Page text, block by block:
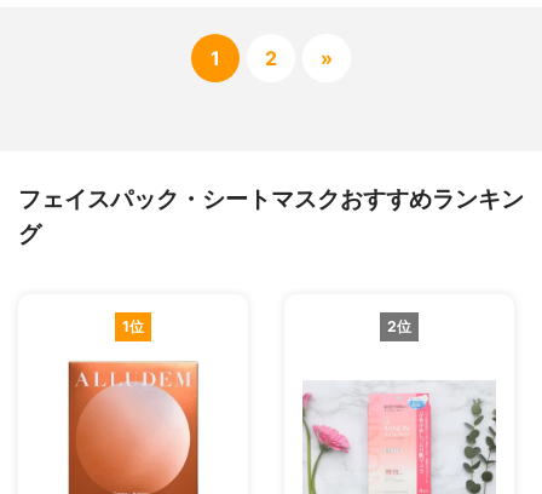
1 2 »
フェイスパック・シートマスクおすすめランキン
グ
1位 2位